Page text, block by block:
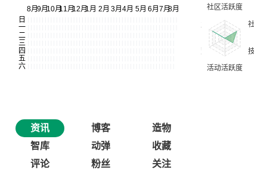
资讯 博客
造物
智库
动弹
收藏
评论
粉丝 关注